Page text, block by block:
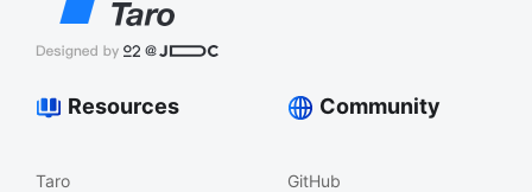
Resources
Taro
Community
GitHub